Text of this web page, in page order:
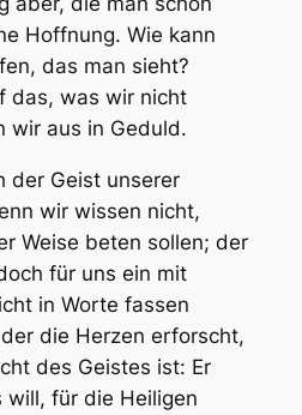
Hoffnung. Wie kann
das man sieht?
das, was wir nicht
wir aus in Geduld.
der Geist unserer
wir wissen nicht,
Weise beten sollen; der
für uns ein mit
in Worte fassen
die Herzen erforscht,
des Geistes ist: Er
für die Heiligen